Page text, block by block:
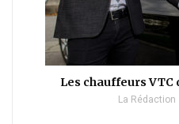
Les chauffeurs VTC
La Rédaction